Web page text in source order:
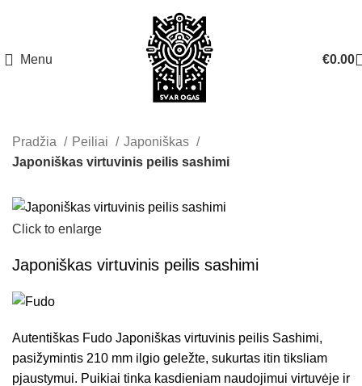
Menu €0.00
Pradžia Peiliai
Japoniškas
Japoniškas virtuvinis peilis sashimi
Click to enlarge
Japoniškas virtuvinis peilis sashimi
Autentiškas Fudo Japoniškas virtuvinis peilis Sashimi,
pasižymintis 210 mm ilgio geležte, sukurtas itin tiksliam
pjaustymui. Puikiai tinka kasdieniam naudojimui virtuvėje ir